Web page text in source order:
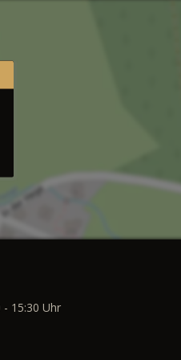
- 15:30 Uhr